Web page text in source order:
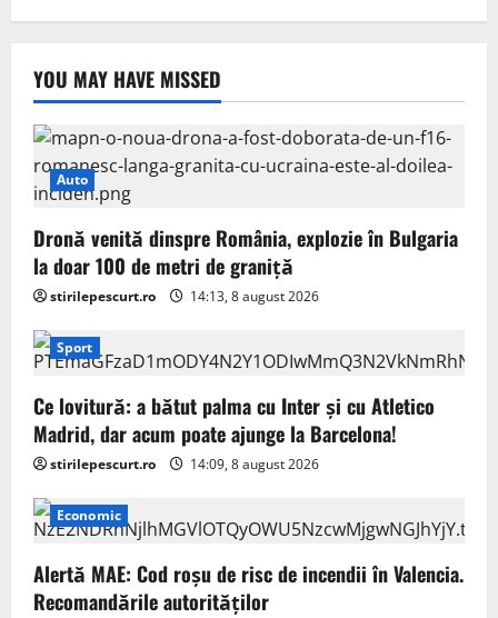
YOU MAY HAVE MISSED
Auto
Dronă venită dinspre România, explozie în Bulgaria
la doar 100 de metri de graniță
stirilepescurt.ro 14:13, 8 august 2026
Sport
Ce lovitură: a bătut palma cu Inter și cu Atletico
Madrid, dar acum poate ajunge la Barcelona!
stirilepescurt.ro 14:09, 8 august 2026
Economic
Alertă MAE: Cod roșu de risc de incendii în Valencia.
Recomandările autorităților